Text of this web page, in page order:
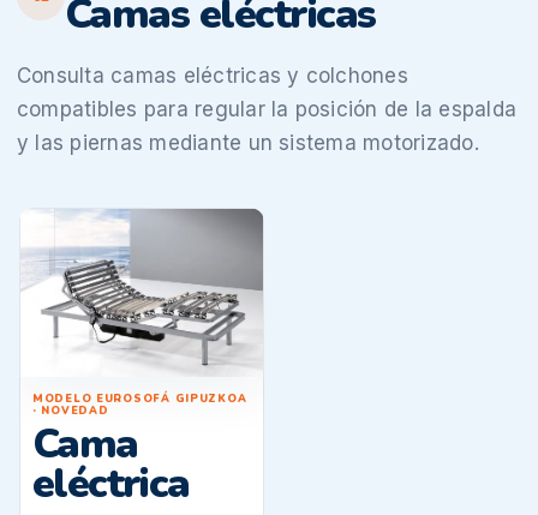
Camas eléctricas
Consulta camas eléctricas y colchones
compatibles para regular la posición de la espalda
y las piernas mediante un sistema motorizado.
MODELO EUROSOFÁ GIPUZKOA
· NOVEDAD
Cama
eléctrica